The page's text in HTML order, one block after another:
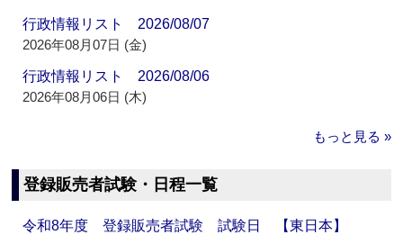
行政情報リスト 2026/08/07
2026年08月07日 (金)
行政情報リスト 2026/08/06
2026年08月06日 (木)
もっと見る »
登録販売者試験・日程一覧
令和8年度 登録販売者試験 試験日 【東日本】